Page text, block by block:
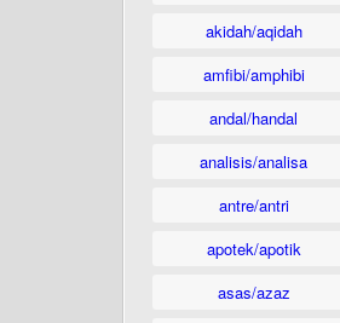
akidah/aqidah
amfibi/amphibi
andal/handal
analisis/analisa
antre/antri
apotek/apotik
asas/azaz